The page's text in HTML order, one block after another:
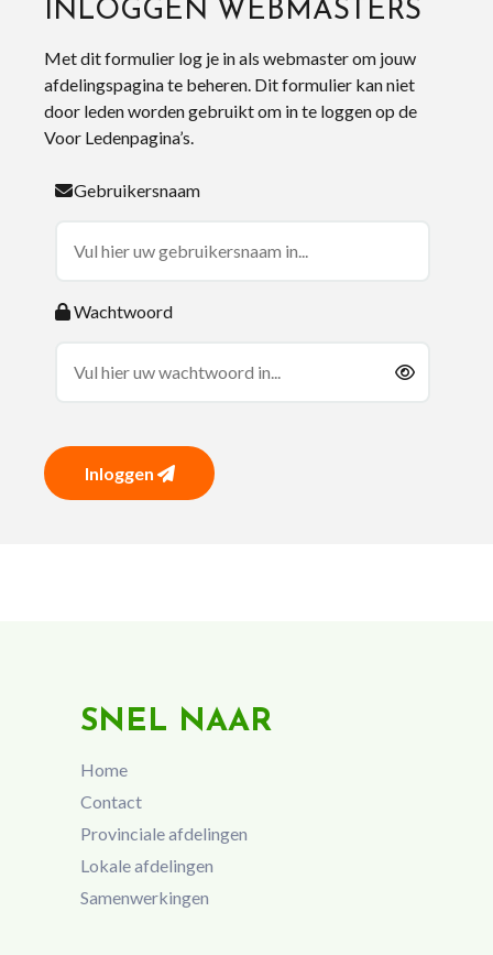
INLOGGEN WEBMASTERS
Met dit formulier log je in als webmaster om jouw
afdelingspagina te beheren. Dit formulier kan niet
door leden worden gebruikt om in te loggen op de
Voor Ledenpagina’s.
Gebruikersnaam
Wachtwoord
Inloggen
SNEL NAAR
Home
Contact
Provinciale afdelingen
Lokale afdelingen
Samenwerkingen